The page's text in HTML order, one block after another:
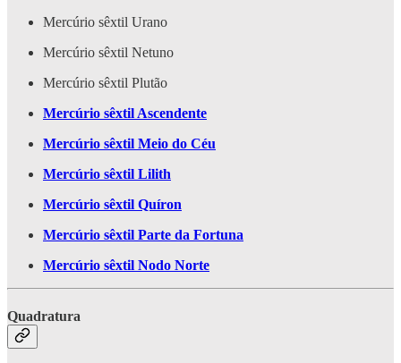
Mercúrio sêxtil Urano
Mercúrio sêxtil Netuno
Mercúrio sêxtil Plutão
Mercúrio sêxtil Ascendente
Mercúrio sêxtil Meio do Céu
Mercúrio sêxtil Lilith
Mercúrio sêxtil Quíron
Mercúrio sêxtil Parte da Fortuna
Mercúrio sêxtil Nodo Norte
Quadratura